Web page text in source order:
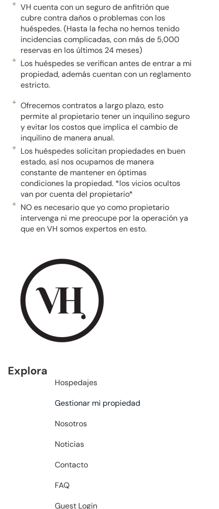
Ofrecemos contratos a largo plazo, esto
permite al propietario tener un inquilino seguro
y evitar los costos que implica el cambio de
inquilino de manera anual.
Los huéspedes solicitan propiedades en buen
estado, así nos ocupamos de manera
constante de mantener en óptimas
condiciones la propiedad. *los vicios ocultos
van por cuenta del propietario*
NO es necesario que yo como propietario
intervenga ni me preocupe por la operación ya
que en VH somos expertos en esto.
VH cuenta con un seguro de anfitrión que
cubre contra daños o problemas con los
huéspedes. (Hasta la fecha no hemos tenido
incidencias complicadas, con más de 5,000
reservas en los últimos 24 meses)
Los huéspedes se verifican antes de entrar a mi
propiedad, además cuentan con un reglamento
estricto.
Explora
Hospedajes
Gestionar mi propiedad
Nosotros
Noticias
Contacto
FAQ
Guest Login